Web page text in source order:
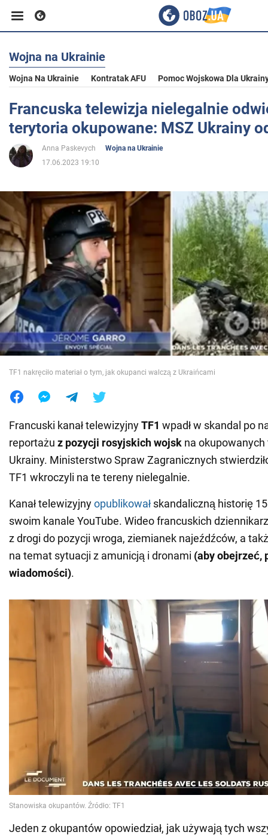
Biznes
Sport
Polityka
Społeczeństwo
Wojna na Ukrainie
Świat
Jedzenie
Wojna na Ukrainie
Wojna Na Ukrainie Kontratak AFU Pomoc Wojskowa Dla
Francuska telewizja nielegalnie
terytoria okupowane: MSZ Ukrainy
Anna Paskevych
Wojna na Ukrainie
17.06.2023 19:10
TF1 nakręciło materiał o tym, jak okupanci walczą z Ukraińcami
Francuski kanał telewizyjnyTF1 wpadł w skandal po
reportażu z pozycji rosyjskich wojsk na
Ukrainy. Ministerstwo Spraw Zagranicznych
TF1 wkroczyli na te tereny nielegalnie.
Kanał telewizyjnyopublikował skandaliczną historię
swoim kanale YouTube. Wideo francuskich
z drogi do pozycji wroga, ziemianek najeźdźców, a
na temat sytuacji z amunicją i dronami (aby obejrzeć,
wiadomości).
Jeden z okupantów opowiedział, jak używają tych